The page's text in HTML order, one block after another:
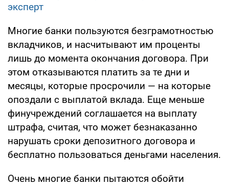
эксперт
Многие банки пользуются безграмотностью
вкладчиков, и насчитывают им проценты
лишь до момента окончания договора. При
этом отказываются платить за те дни и
месяцы, которые просрочили — на которые
опоздали с выплатой вклада. Еще меньше
финучреждений соглашается на выплату
штрафа, считая, что может безнаказанно
нарушать сроки депозитного договора и
бесплатно пользоваться деньгами населения.
Очень многие банки пытаются обойти